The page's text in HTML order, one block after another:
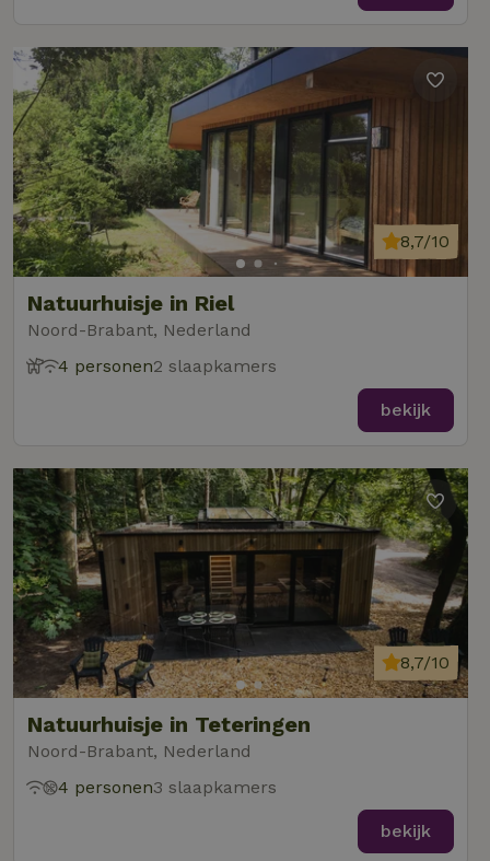
Natuurhuisje in Riel
Noord-Brabant, Nederland
8,7/10
4 personen2 slaapkamers
bekijk
Natuurhuisje in Teteringen
Noord-Brabant, Nederland
8,7/10
4 personen3 slaapkamers
bekijk